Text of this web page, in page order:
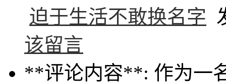
迫于生活不敢换名字
该留言
**评论内容**: 作为一